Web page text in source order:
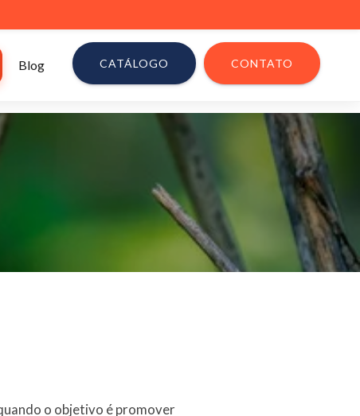
Blog CATÁLOGO CONTATO
o objetivo é promover